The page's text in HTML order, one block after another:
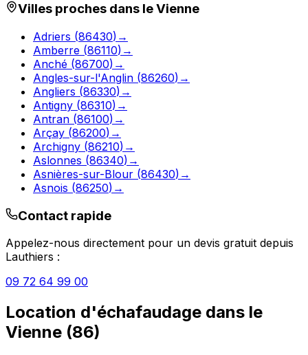
Villes proches dans leVienne
Adriers (86430) →
Amberre (86110) →
Anché (86700) →
Angles-sur-l'Anglin (86260) →
Angliers (86330) →
Antigny (86310) →
Antran (86100) →
Arçay (86200) →
Archigny (86210) →
Aslonnes (86340) →
Asnières-sur-Blour (86430) →
Asnois (86250) →
Contact rapide
Appelez-nous directement pour un devis gratuit depuis
Lauthiers :
09 72 64 99 00
Location d'échafaudage dans le
Vienne (86)